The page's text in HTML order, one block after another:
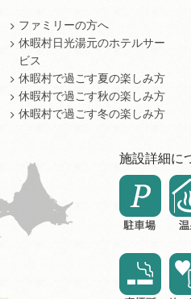
ファミリーの方へ
休暇村日光湯元のホテルサー
ビス
休暇村で過ごす夏の楽しみ方
休暇村で過ごす秋の楽しみ方
休暇村で過ごす冬の楽しみ方
施設詳細に